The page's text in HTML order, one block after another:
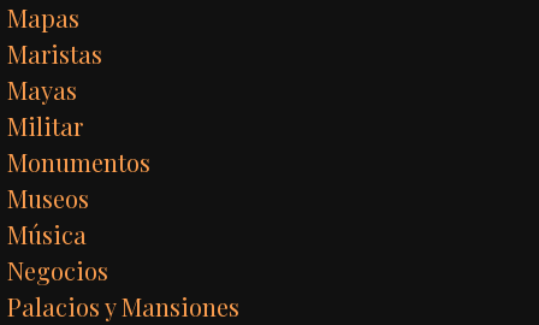
Mapas
Maristas
Mayas
Militar
Monumentos
Museos
Música
Negocios
Palacios y Mansiones